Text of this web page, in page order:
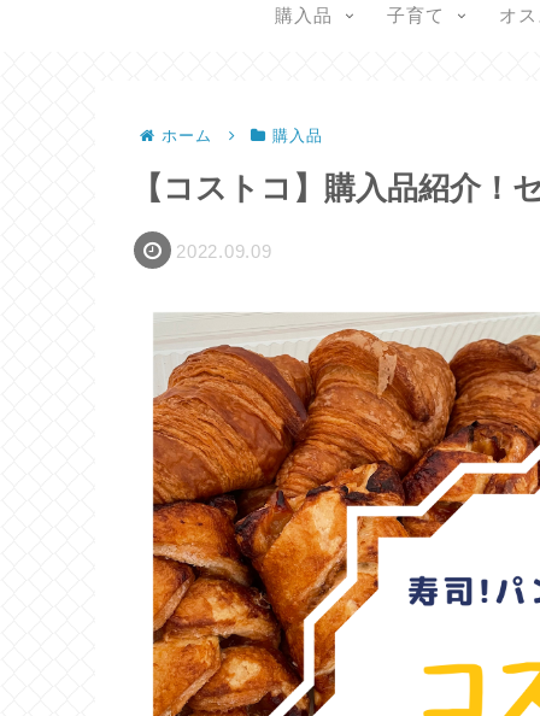
購入品 子育て オ
ホーム 購入品
【コストコ】購入品紹介！
2022.09.09